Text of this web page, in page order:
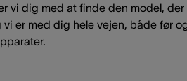
vi dig med at finde den model, der
er med dig hele vejen, både før